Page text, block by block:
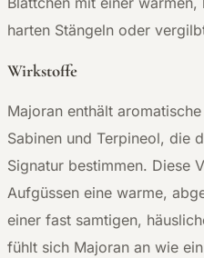
harten Stängeln oder
Wirkstoffe
Majoran enthält
Sabinen und Terpineol, die
Signatur bestimmen. Diese
Aufgüssen eine warme,
einer fast samtigen,
fühlt sich Majoran an wie